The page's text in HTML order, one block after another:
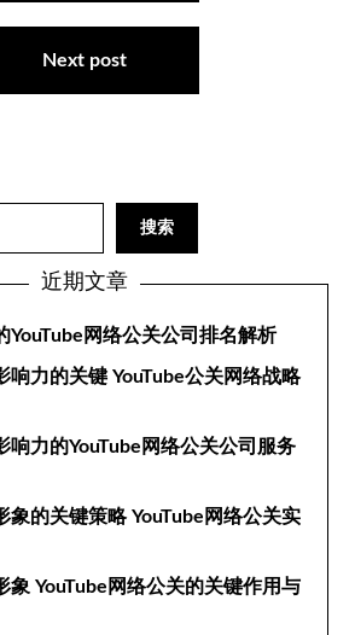
Next post
搜索
近期文章
YouTube网络公关公司排名解析
响力的关键 YouTube公关网络战略
响力的YouTube网络公关公司服务
象的关键策略 YouTube网络公关实
象 YouTube网络公关的关键作用与